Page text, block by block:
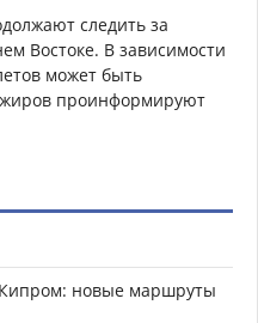
следить за
Востоке. В зависимости
может быть
проинформируют
новые маршруты